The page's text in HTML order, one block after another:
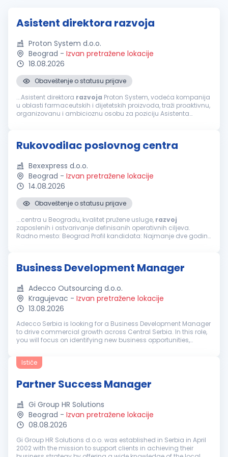
Asistent direktora razvoja
Proton System d.o.o.
Beograd - Izvan pretražene lokacije
18.08.2026
Obaveštenje o statusu prijave
...Asistent direktora razvoja Proton System, vodeća kompanija
u oblasti farmaceutskih i dijetetskih proizvoda, traži proaktivnu,
organizovanu i ambicioznu osobu za poziciju Asistenta
Rukovodilac poslovnog centra
Bexexpress d.o.o.
Beograd - Izvan pretražene lokacije
14.08.2026
Obaveštenje o statusu prijave
...centra u Beogradu, kvalitet pružene usluge, razvoj
zaposlenih i ostvarivanje definisanih operativnih ciljeva.
Radno mesto: Beograd Profil kandidata: Najmanje dve godine
Business Development Manager
Adecco Outsourcing d.o.o.
Kragujevac - Izvan pretražene lokacije
13.08.2026
Adecco Serbia is looking for a Business Development Manager
to drive commercial growth across Central Serbia. In this role,
you will focus on identifying new business opportunities,
helping organ...
Ističe
Partner Success Manager
Gi Group HR Solutions
Beograd - Izvan pretražene lokacije
08.08.2026
Gi Group HR Solutions d.o.o. was established in Serbia in April
2002 with the mission to support clients in achieving their